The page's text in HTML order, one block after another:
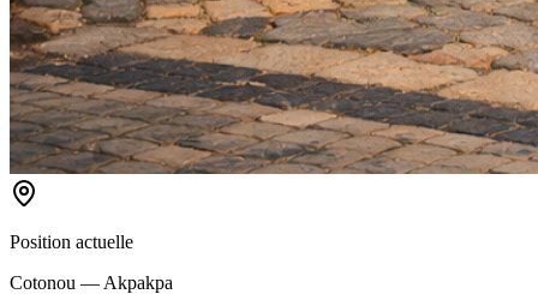
Position actuelle
Cotonou — Akpakpa